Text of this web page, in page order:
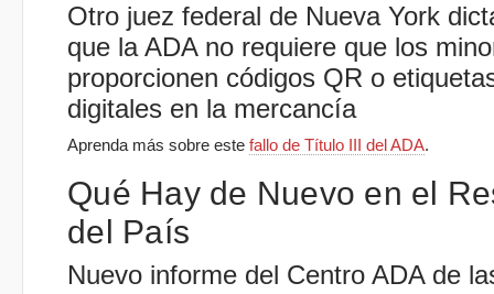
Otro juez federal de Nueva York
que la ADA no requiere que los
proporcionen códigos QR o
digitales en la mercancía
Aprenda más sobre este fallo de Título III del ADA.
Qué Hay de Nuevo en el
del País
Nuevo informe del Centro ADA de